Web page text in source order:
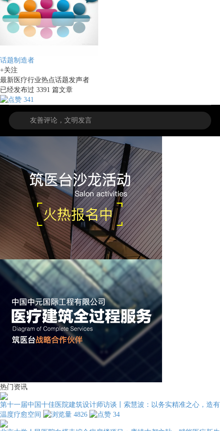
话题制造者
+关注
最新医疗行业热点话题发声者
已经发布过 3391 篇文章
341
热门资讯
第十一届中国十佳医院建筑设计师访谈丨索慧波：以务实精准之心，造有
温度疗愈空间
4826 34